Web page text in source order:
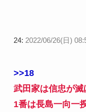
24: 2022/06/26(日)
>>18
武田家は信忠が
1番は長島一向一